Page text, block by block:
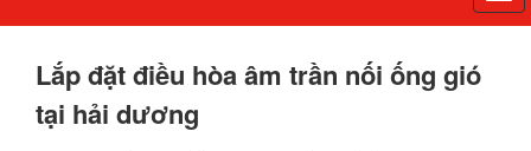
Lắp đặt điều hòa âm trần nối ống gió
tại hải dương